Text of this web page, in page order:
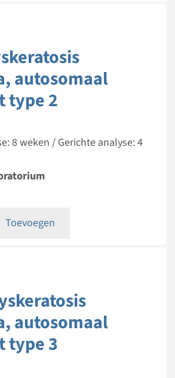
autosomaal
type 2
8 weken / Gerichte analyse: 4
Toevoegen
autosomaal
type 3